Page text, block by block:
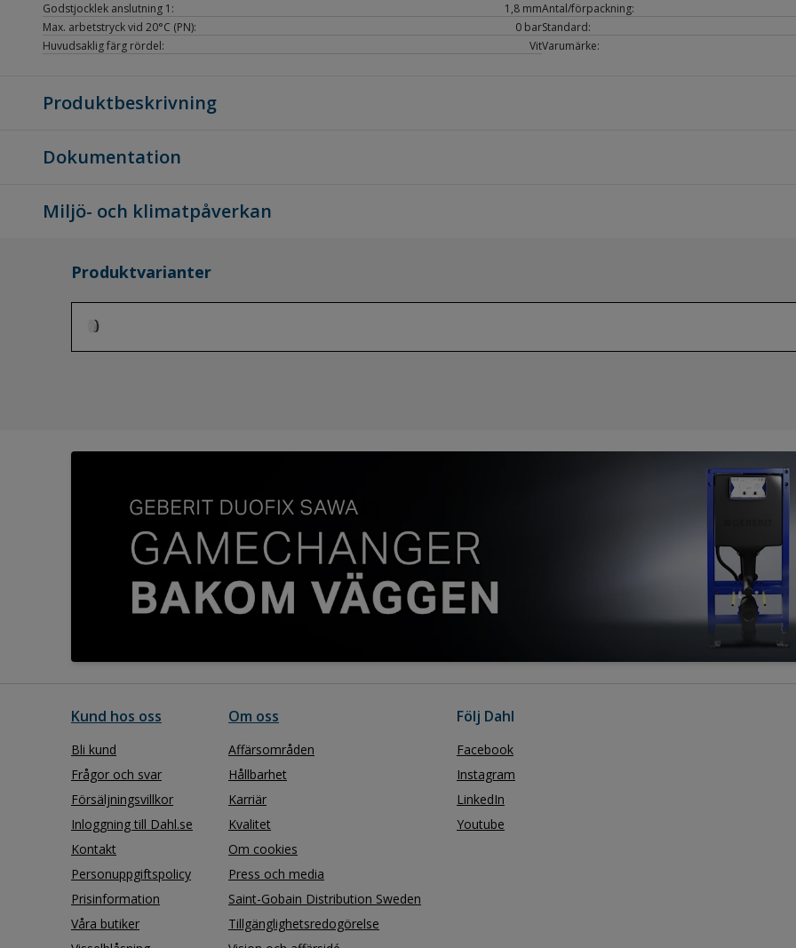
Godstjocklek anslutning 1:
1,8 mm
Max. arbetstryck vid 20°C (PN):
0 bar
Huvudsaklig färg rördel:
Vit
Antal/förpackning:
Standard:
Varumärke:
Produktbeskrivning
Dokumentation
Miljö- och klimatpåverkan
Produktvarianter
Kund hos oss
Bli kund
Frågor och svar
Försäljningsvillkor
Inloggning till Dahl.se
Kontakt
Personuppgiftspolicy
Prisinformation
Våra butiker
Om oss
Affärsområden
Hållbarhet
Karriär
Kvalitet
Om cookies
Press och media
Saint-Gobain Distribution Sweden
Tillgänglighetsredogörelse
Följ Dahl
Facebook
Instagram
LinkedIn
Youtube